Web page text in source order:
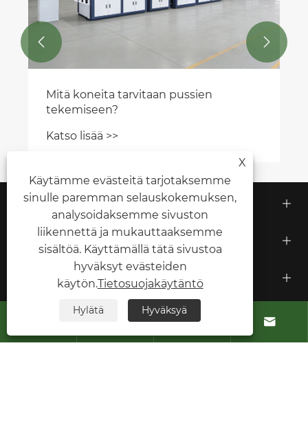
Mitä koneita tarvitaan pussien
tekemiseen?
Katso lisää >>
 
Tietoja meistä
Tuotteet
Ota meihin yhteyttä
SEURAA MEITÄ
 
X
Käytämme evästeitä tarjotaksemme
sinulle paremman selauskokemuksen,
analysoidaksemme sivuston
liikennettä ja mukauttaaksemme
sisältöä. Käyttämällä tätä sivustoa
hyväksyt evästeiden
käytön.Tietosuojakäytäntö
Hylätä Hyväksyä